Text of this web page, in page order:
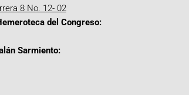
8 No. 12- 02
del Congreso:
Sarmiento: